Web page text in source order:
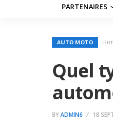
PARTENAIRES
AUTO MOTO
Quel
BYADMIN6 18